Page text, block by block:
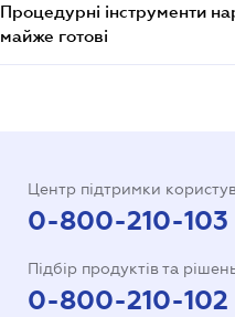
Процедурні інструменти
майже готові
Центр підтримки
0-800-210-103
Підбір продуктів та
0-800-210-102